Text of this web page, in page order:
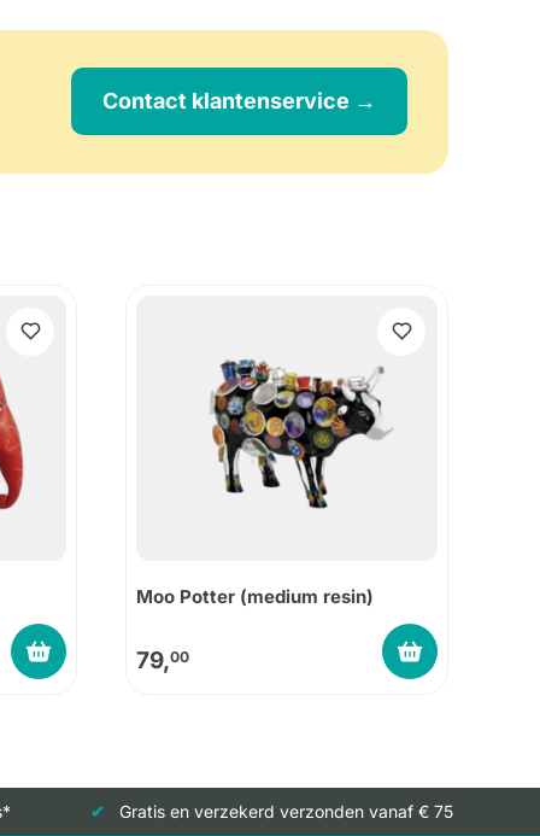
Contact klantenservice →
Moo Potter (medium resin)
79,00
Gratis en verzekerd verzonden vanaf € 75